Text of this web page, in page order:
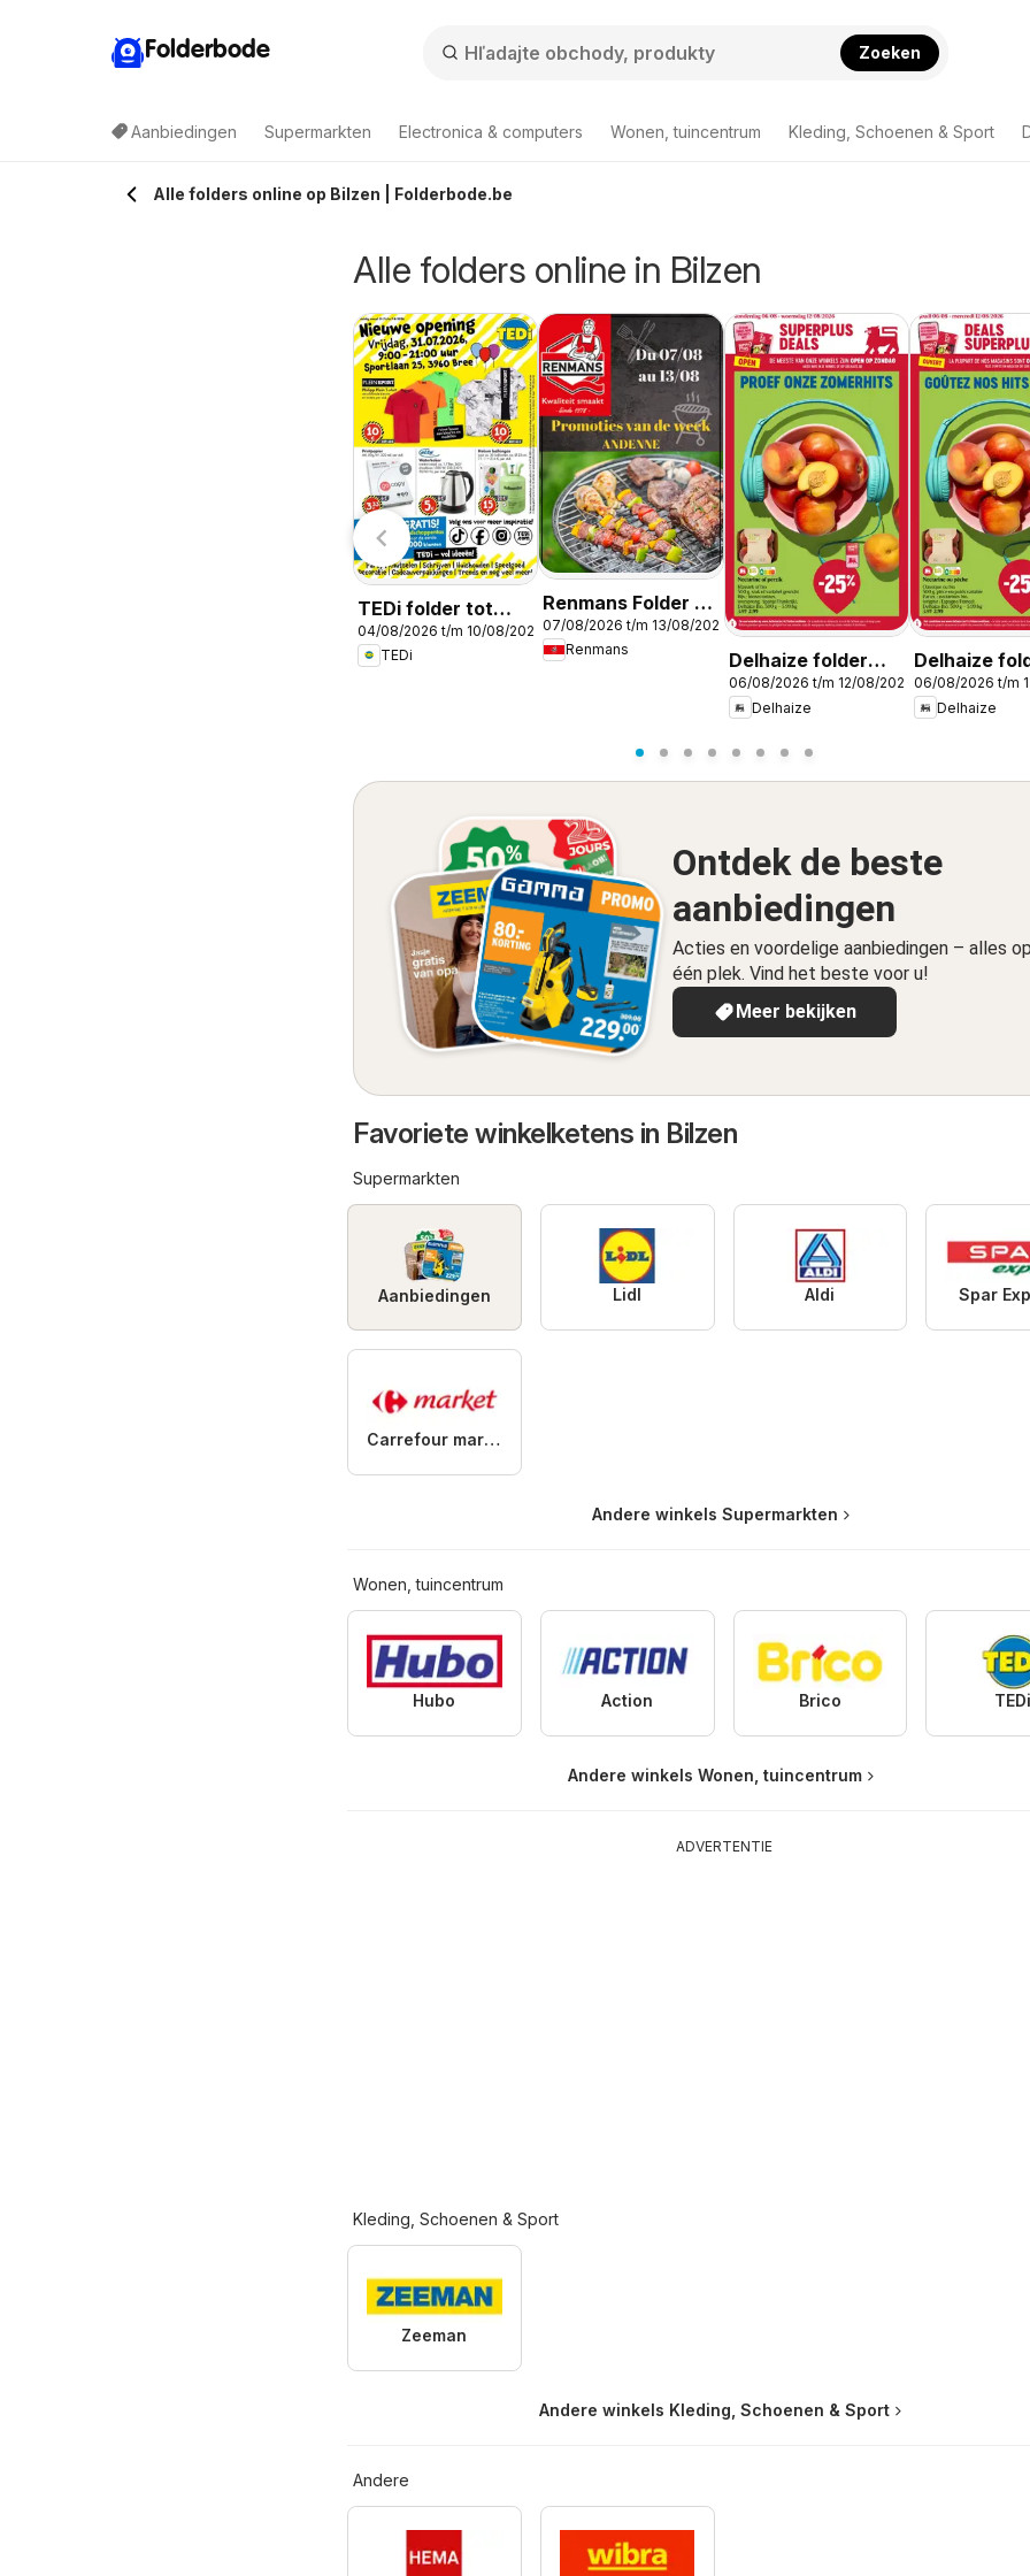
Folderbode Zoeken
Aanbiedingen Supermarkten Electronica & computers Wonen, tuincentrum Kleding, Schoenen & Sport
Alle folders online op Bilzen | Folderbode.be
Alle folders online in Bilzen
05/08/2026 t/m 15/09/2026
TEDi folder tot
10.08.2026
04/08/2026 t/m 10/08/2026
TEDi
Renmans Folder /
Publicité
07/08/2026 t/m 13/08/2026
Renmans
Delhaize folder
week 32
06/08/2026 t/m 12/08/2026
Delhaize
Delhaize
semaine 32
06/08/2026 t/m
Delhaize
Ontdek de beste
aanbiedingen
Acties en voordelige aanbiedingen – alles
één plek. Vind het beste voor u!
Meer bekijken
Favoriete winkelketens in Bilzen
Supermarkten
Aanbiedingen Lidl Aldi Spar
Carrefour market
Andere winkels Supermarkten
Wonen, tuincentrum
Hubo Action Brico
Andere winkels Wonen, tuincentrum
ADVERTENTIE
Kleding, Schoenen & Sport
Zeeman
Andere winkels Kleding, Schoenen & Sport
Andere